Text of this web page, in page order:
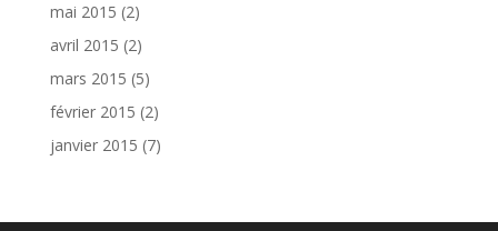
mai 2015 (2)
avril 2015 (2)
mars 2015 (5)
février 2015 (2)
janvier 2015 (7)